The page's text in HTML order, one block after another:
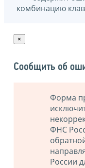
комбинацию
×
Сообщить об
Форма
ФНС
России